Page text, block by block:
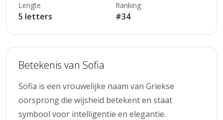
Lengte
5 letters
Ranking
#34
Betekenis van Sofia
Sofia is een vrouwelijke naam van Griekse
oorsprong die wijsheid betekent en staat
symbool voor intelligentie en elegantie.